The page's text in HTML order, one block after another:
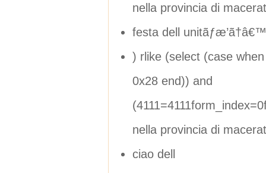
nella provincia di
festa dell
) rlike (select (case
0x28 end)) and
nella provincia di
ciao dell